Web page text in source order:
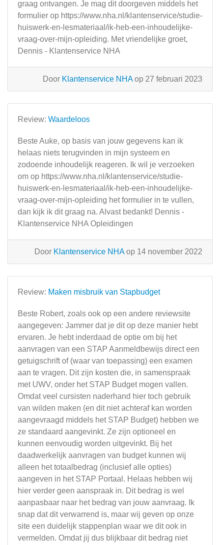
graag ontvangen. Je mag dit doorgeven middels het
formulier op https://www.nha.nl/klantenservice/studie-
huiswerk-en-lesmateriaal/ik-heb-een-inhoudelijke-
vraag-over-mijn-opleiding. Met vriendelijke groet,
Dennis - Klantenservice NHA
Door Klantenservice NHAop 27 februari 2023
Review: Waardeloos
Beste Auke, op basis van jouw gegevens kan ik
helaas niets terugvinden in mijn systeem en
zodoende inhoudelijk reageren. Ik wil je verzoeken
om op https://www.nha.nl/klantenservice/studie-
huiswerk-en-lesmateriaal/ik-heb-een-inhoudelijke-
vraag-over-mijn-opleiding het formulier in te vullen,
dan kijk ik dit graag na. Alvast bedankt! Dennis -
Klantenservice NHA Opleidingen
Door Klantenservice NHAop 14 november 2022
Review: Maken misbruik van Stapbudget
Beste Robert, zoals ook op een andere reviewsite
aangegeven: Jammer dat je dit op deze manier hebt
ervaren. Je hebt inderdaad de optie om bij het
aanvragen van een STAP Aanmeldbewijs direct een
getuigschrift of (waar van toepassing) een examen
aan te vragen. Dit zijn kosten die, in samenspraak
met UWV, onder het STAP Budget mogen vallen.
Omdat veel cursisten naderhand hier toch gebruik
van wilden maken (en dit niet achteraf kan worden
aangevraagd middels het STAP Budget) hebben we
ze standaard aangevinkt. Ze zijn optioneel en
kunnen eenvoudig worden uitgevinkt. Bij het
daadwerkelijk aanvragen van budget kunnen wij
alleen het totaalbedrag (inclusief alle opties)
aangeven in het STAP Portaal. Helaas hebben wij
hier verder geen aanspraak in. Dit bedrag is wel
aanpasbaar naar het bedrag van jouw aanvraag. Ik
snap dat dit verwarrend is, maar wij geven op onze
site een duidelijk stappenplan waar we dit ook in
vermelden. Omdat jij dus blijkbaar dit bedrag niet